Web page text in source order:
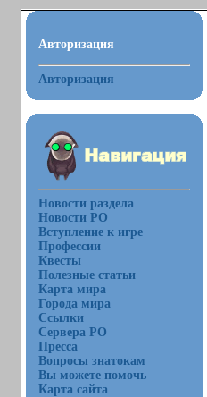
Авторизация
Авторизация
Новости раздела
Новости РО
Вступление к игре
Профессии
Квесты
Полезные статьи
Карта мира
Города мира
Ссылки
Сервера РО
Пресса
Вопросы знатокам
Вы можете помочь
Карта сайта